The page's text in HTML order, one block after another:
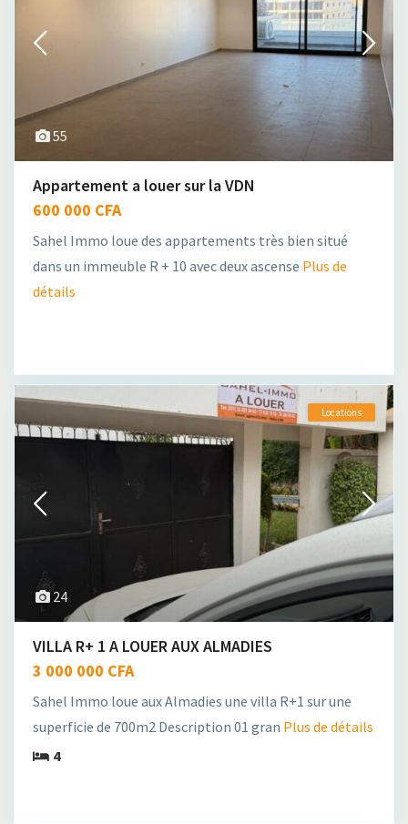
55
Appartement a louer sur la VDN
600 000 CFA
Sahel Immo loue des appartements très bien situé
dans un immeuble R + 10 avec deux ascense Plus de
détails
24
Locations
VILLA R+ 1 A LOUER AUX ALMADIES
3 000 000 CFA
Sahel Immo loue aux Almadies une villa R+1 sur une
superficie de 700m2 Description 01 gran Plus de détails
4